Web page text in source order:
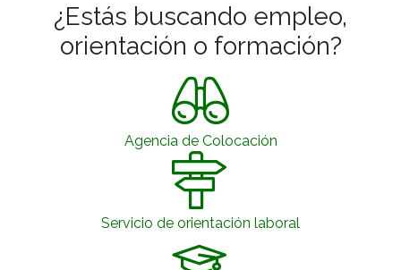
¿Estás buscando empleo,
orientación o formación?
Agencia de Colocación
Servicio de orientación laboral